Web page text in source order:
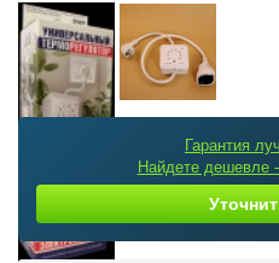
Гарантия
Найдете дешевле